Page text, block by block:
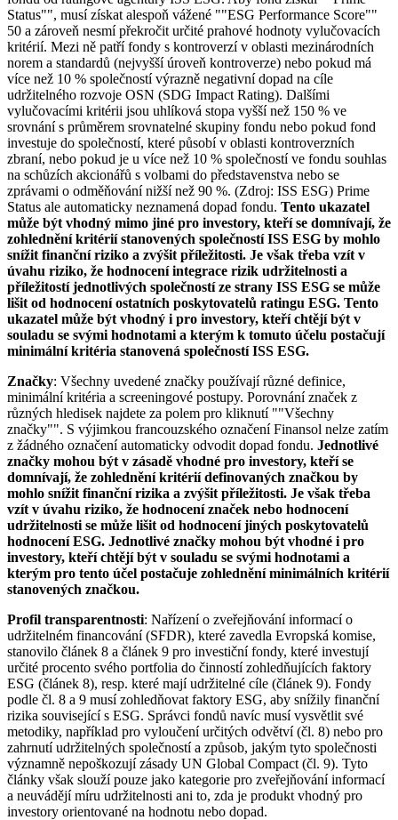
Status"", musí získat alespoň vážené ""ESG Performance Score""
50 a zároveň nesmí překročit určité prahové hodnoty vylučovacích
kritérií. Mezi ně patří fondy s kontroverzí v oblasti mezinárodních
norem a standardů (nejvyšší úroveň kontroverze) nebo pokud má
více než 10 % společností výrazně negativní dopad na cíle
udržitelného rozvoje OSN (SDG Impact Rating). Dalšími
vylučovacími kritérii jsou uhlíková stopa vyšší než 150 % ve
srovnání s průměrem srovnatelné skupiny fondu nebo pokud fond
investuje do společností, které působí v oblasti kontroverzních
zbraní, nebo pokud je u více než 10 % společností ve fondu souhlas
na schůzích akcionářů s volbami do představenstva nebo se
zprávami o odměňování nižší než 90 %. (Zdroj: ISS ESG) Prime
Status ale automaticky neznamená dopad fondu. Tento ukazatel
může být vhodný mimo jiné pro investory, kteří se domnívají, že
zohlednění kritérií stanovených společností ISS ESG by mohlo
snížit finanční riziko a zvýšit příležitosti. Je však třeba vzít v
úvahu riziko, že hodnocení integrace rizik udržitelnosti a
příležitostí jednotlivých společností ze strany ISS ESG se může
lišit od hodnocení ostatních poskytovatelů ratingu ESG. Tento
ukazatel může být vhodný i pro investory, kteří chtějí být v
souladu se svými hodnotami a kterým k tomuto účelu postačují
minimální kritéria stanovená společností ISS ESG.
Značky: Všechny uvedené značky používají různé definice,
minimální kritéria a screeningové postupy. Porovnání značek z
různých hledisek najdete za polem pro kliknutí ""Všechny
značky"". S výjimkou francouzského označení Finansol nelze zatím
z žádného označení automaticky odvodit dopad fondu. Jednotlivé
značky mohou být v zásadě vhodné pro investory, kteří se
domnívají, že zohlednění kritérií definovaných značkou by
mohlo snížit finanční rizika a zvýšit příležitosti. Je však třeba
vzít v úvahu riziko, že hodnocení značek nebo hodnocení
udržitelnosti se může lišit od hodnocení jiných poskytovatelů
hodnocení ESG. Jednotlivé značky mohou být vhodné i pro
investory, kteří chtějí být v souladu se svými hodnotami a
kterým pro tento účel postačuje zohlednění minimálních kritérií
stanovených značkou.
Profil transparentnosti: Nařízení o zveřejňování informací o
udržitelném financování (SFDR), které zavedla Evropská komise,
stanovilo článek 8 a článek 9 pro investiční fondy, které investují
určité procento svého portfolia do činností zohledňujících faktory
ESG (článek 8), resp. které mají udržitelné cíle (článek 9). Fondy
podle čl. 8 a 9 musí zohledňovat faktory ESG, aby snížily finanční
rizika související s ESG. Správci fondů navíc musí vysvětlit své
metodiky, například pro vyloučení určitých odvětví (čl. 8) nebo pro
zahrnutí udržitelných společností a způsob, jakým tyto společnosti
významně nepoškozují zásady UN Global Compact (čl. 9). Tyto
články však slouží pouze jako kategorie pro zveřejňování informací
a neuvádějí míru udržitelnosti ani to, zda je produkt vhodný pro
investory orientované na hodnotu nebo dopad.